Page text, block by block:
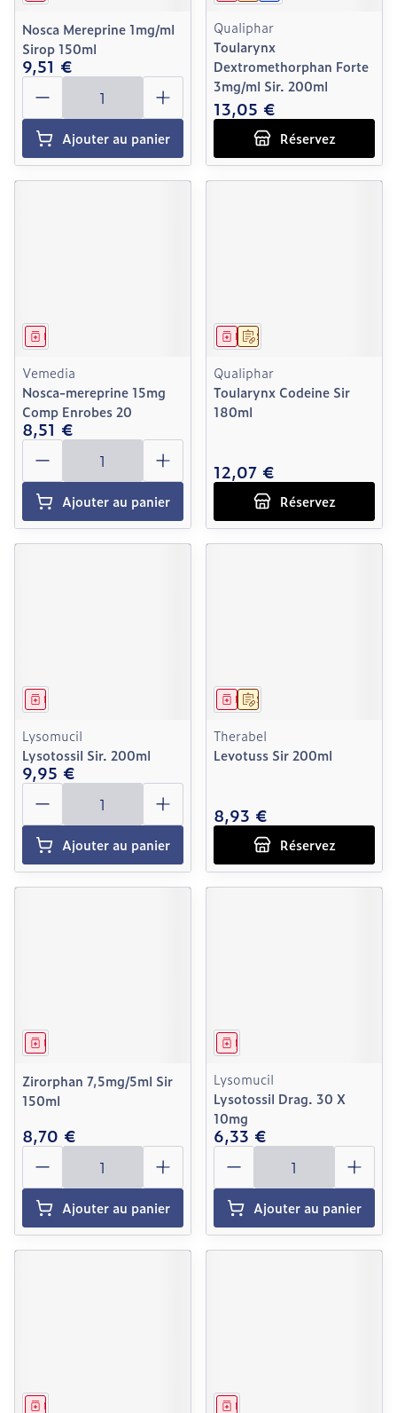
Nosca Mereprine 1mg/ml
Sirop 150ml
9,51 €
Quantité
Ajouter au panier
Qualiphar
Toularynx
Dextromethorphan Forte
3mg/ml Sir. 200ml
13,05 €
Réservez
Médicament
Vemedia
Nosca-mereprine 15mg
Comp Enrobes 20
8,51 €
Quantité
Ajouter au panier
Sur prescription
Médicament
Qualiphar
Toularynx Codeine Sir
180ml
12,07 €
Réservez
Médicament
Lysomucil
Lysotossil Sir. 200ml
9,95 €
Quantité
Ajouter au panier
Sur prescription
Médicament
Therabel
Levotuss Sir 200ml
8,93 €
Réservez
Médicament
Zirorphan 7,5mg/5ml Sir
150ml
8,70 €
Quantité
Ajouter au panier
Médicament
Lysomucil
Lysotossil Drag. 30 X
10mg
6,33 €
Quantité
Ajouter au panier
Médicament Médicament